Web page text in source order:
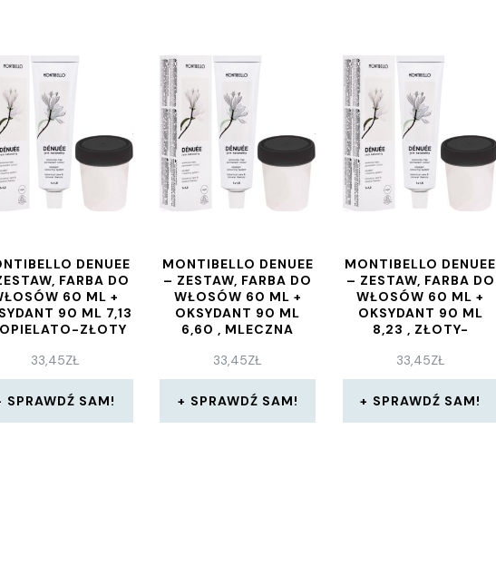
DENUEE
FARBA DO
60 ML +
90 ML 7,13
ZŁOTY
33,45ZŁ
SPRAWDŹ SAM!
MONTIBELLO DENUEE
– ZESTAW, FARBA DO
WŁOSÓW 60 ML +
OKSYDANT 90 ML
6,60 , MLECZNA
6,6%
33,45ZŁ
SPRAWDŹ SAM!
MONTIBELLO DENUEE
– ZESTAW, FARBA DO
WŁOSÓW 60 ML +
OKSYDANT 90 ML
8,23 , ZŁOTY-
BLOND 22 VOL , 6,6%
33,45ZŁ
SPRAWDŹ SAM!